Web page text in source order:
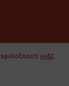
spoločnosti ui42.